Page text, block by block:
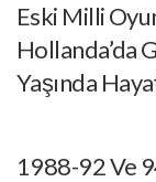
Eski Milli
Hollanda’da
Yaşında
1988-92 Ve